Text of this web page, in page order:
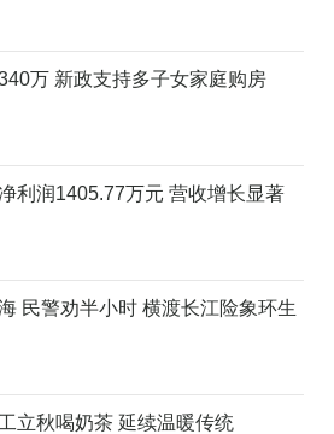
万 新政支持多子女家庭购房
利润1405.77万元 营收增长显著
民警劝半小时 横渡长江险象环生
立秋喝奶茶 延续温暖传统